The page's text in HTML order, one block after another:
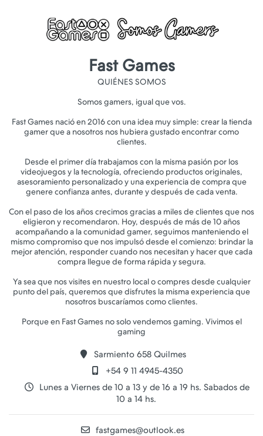
Fast Games
QUIÉNES SOMOS
Somos gamers, igual que vos.
Fast Games nació en 2016 con una idea muy simple: crear la tienda
gamer que a nosotros nos hubiera gustado encontrar como
clientes.
Desde el primer día trabajamos con la misma pasión por los
videojuegos y la tecnología, ofreciendo productos originales,
asesoramiento personalizado y una experiencia de compra que
genere confianza antes, durante y después de cada venta.
Con el paso de los años crecimos gracias a miles de clientes que nos
eligieron y recomendaron. Hoy, después de más de 10 años
acompañando a la comunidad gamer, seguimos manteniendo el
mismo compromiso que nos impulsó desde el comienzo: brindar la
mejor atención, responder cuando nos necesitan y hacer que cada
compra llegue de forma rápida y segura.
Ya sea que nos visites en nuestro local o compres desde cualquier
punto del país, queremos que disfrutes la misma experiencia que
nosotros buscaríamos como clientes.
Porque en Fast Games no solo vendemos gaming. Vivimos el
Sarmiento 658 Quilmes
+54 9 11 4945-4350
Lunes a Viernes de 10 a 13 y de 16 a 19 hs. Sabados de
10 a 14 hs.
fastgames@outlook.es